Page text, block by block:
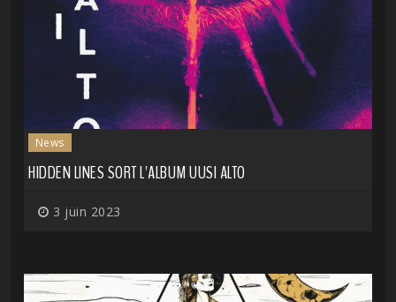
News
HIDDEN LINES SORT L'ALBUM UUSI ALTO
3 juin 2023